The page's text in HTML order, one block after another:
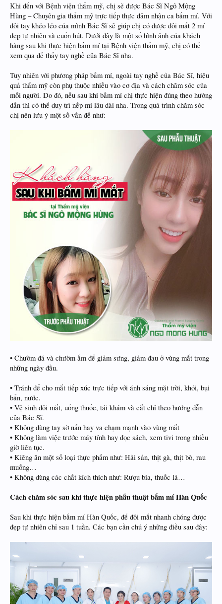
Khi đến với Bệnh viện thẩm mỹ, chị sẽ được Bác Sĩ Ngô Mộng
Hùng – Chuyên gia thẩm mỹ trực tiếp thực đảm nhận ca bấm mí. Với
đôi tay khéo léo của mình Bác Sĩ sẽ giúp chị có được đôi mắt 2 mí
đẹp tự nhiên và cuốn hút. Dưới đây là một số hình ảnh của khách
hàng sau khi thực hiện bấm mí tại Bệnh viện thẩm mỹ, chị có thể
xem qua để thấy tay nghề của Bác Sĩ nha.
Tuy nhiên với phương pháp bấm mí, ngoài tay nghề của Bác Sĩ, hiệu
quả thẩm mỹ còn phụ thuộc nhiều vào cơ địa và cách chăm sóc của
mỗi người. Do đó, nếu sau khi bấm mí chị thực hiện đúng theo hướng
dẫn thì có thể duy trì nếp mí lâu dài nha. Trong quá trình chăm sóc
chị nên lưu ý một số vấn đề như:
• Chườm đá và chườm ấm để giảm sưng, giảm đau ở vùng mắt trong
những ngày đầu.
• Tránh để cho mắt tiếp xúc trực tiếp với ánh sáng mặt trời, khói, bụi
bẩn, nước.
• Vệ sinh đôi mắt, uống thuốc, tái khám và cắt chỉ theo hướng dẫn
của Bác Sĩ.
• Không dùng tay sờ nắn hay va chạm mạnh vào vùng mắt
• Không làm việc trước máy tính hay đọc sách, xem tivi trong nhiều
giờ liên tục.
• Kiêng ăn một số loại thực phẩm như: Hải sản, thịt gà, thịt bò, rau
muống…
• Không dùng các chất kích thích như: Rượu bia, thuốc lá…
Cách chăm sóc sau khi thực hiện phẫu thuật bấm mí Hàn Quốc
Sau khi thực hiện bấm mí Hàn Quốc, để đôi mắt nhanh chóng được
đẹp tự nhiên chỉ sau 1 tuần. Các bạn cần chú ý những điều sau đây: